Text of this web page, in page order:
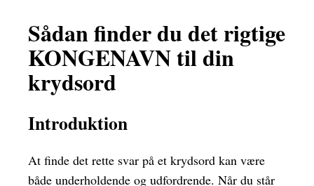
Sådan finder du det rigtige
KONGENAVN til din
krydsord
Introduktion
At finde det rette svar på et krydsord kan være
både underholdende og udfordrende. Når du står